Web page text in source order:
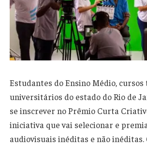
Estudantes do Ensino Médio, cursos
universitários do estado do Rio de
se inscrever no Prêmio Curta
iniciativa que vai selecionar e
audiovisuais inéditas e não inéditas.